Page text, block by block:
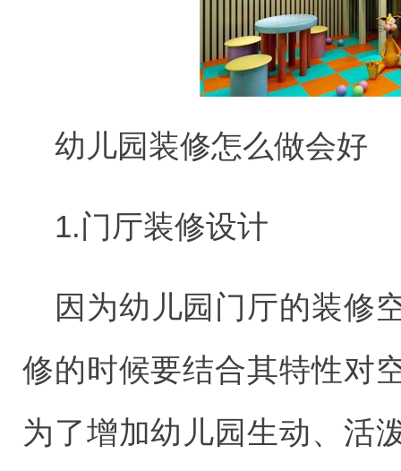
幼儿园装修怎么做会好
1.门厅装修设计
因为幼儿园门厅的装修
修的时候要结合其特性对
为了增加幼儿园生动、活